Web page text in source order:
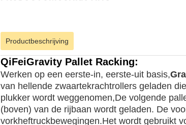
Productbeschrijving
QiFeiGravity Pallet Racking:
Werken op een eerste-in, eerste-uit basis,
van hellende zwaartekrachtrollers geladen
plukker wordt weggenomen,De volgende
(boven) van de rijbaan wordt geladen. De
vorkheftruckbewegingen.Het wordt gebruikt